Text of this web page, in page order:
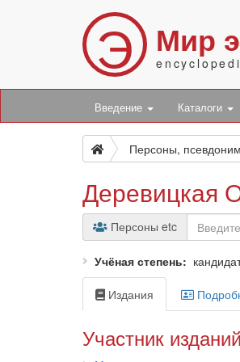
Э Мир
Введение Каталоги
Деревицкая
Персоны etc
Учёная степень
Издания
Участник изданий